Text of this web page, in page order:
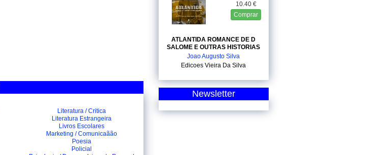
Literatura / Critica
Literatura Estrangeira
Livros Escolares
Marketing / Comunicaãão
Poesia
Policial
10.40 €
Comprar
ATLANTIDA ROMANCE DE D
SALOME E OUTRAS HISTORIAS
Joao Augusto Silva
Edicoes Vieira Da Silva
Newsletter